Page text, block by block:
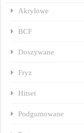
Akrylowe
BCF
Doszywane
Fryz
Hitset
Podgumowane